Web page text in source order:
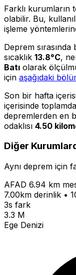
Farklı kurumların
olabilir. Bu,
işleme
Deprem
sıcaklık 13.8°C,
Batı olarak
için aşağıdaki
Son bir hafta
içerisinde toplamda
depremlerden en
odaklısı 4.50
Diğer
Aynı deprem için
AFAD 6.94 km
7.00km derinlik •
3s fark
3.3 M
Ege Denizi